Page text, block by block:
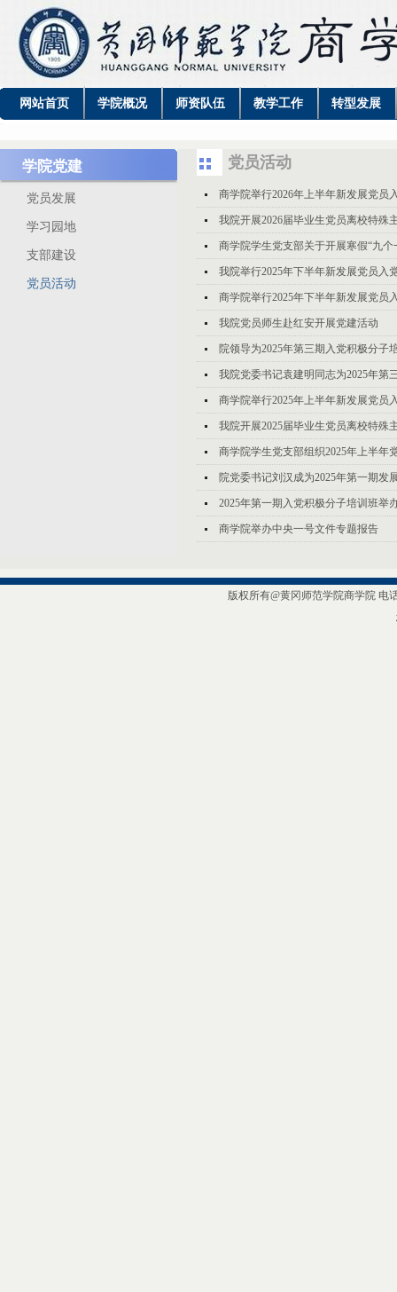
网站首页 学院概况 师资队伍 教学工作 转型发展
学院党建
党员发展
学习园地
支部建设
党员活动
党员活动
商学院举行2026年上半年新发展党员
我院开展2026届毕业生党员离校特殊
商学院学生党支部关于开展寒假“九个
我院举行2025年下半年新发展党员入
商学院举行2025年下半年新发展党员
我院党员师生赴红安开展党建活动
院领导为2025年第三期入党积极分子
我院党委书记袁建明同志为2025年第
商学院举行2025年上半年新发展党员
我院开展2025届毕业生党员离校特殊
商学院学生党支部组织2025年上半年
院党委书记刘汉成为2025年第一期发
2025年第一期入党积极分子培训班举
商学院举办中央一号文件专题报告
版权所有@黄冈师范学院商学院 电